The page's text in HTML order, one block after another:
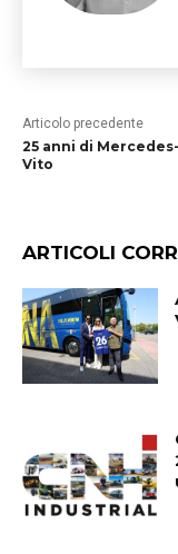
Articolo precedente
25 anni di
Vito
ARTICOLI